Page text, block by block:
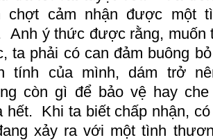
chợt cảm nhận được một
Anh ý thức được rằng, muốn
ta phải có can đảm buông
tính của mình, dám trở
còn gì để bảo vệ hay
hết. Khi ta biết chấp nhận,
xảy ra với một tình